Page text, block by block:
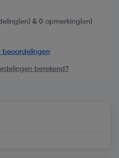
& 0 opmerking(en)
beoordelingen
berekend?